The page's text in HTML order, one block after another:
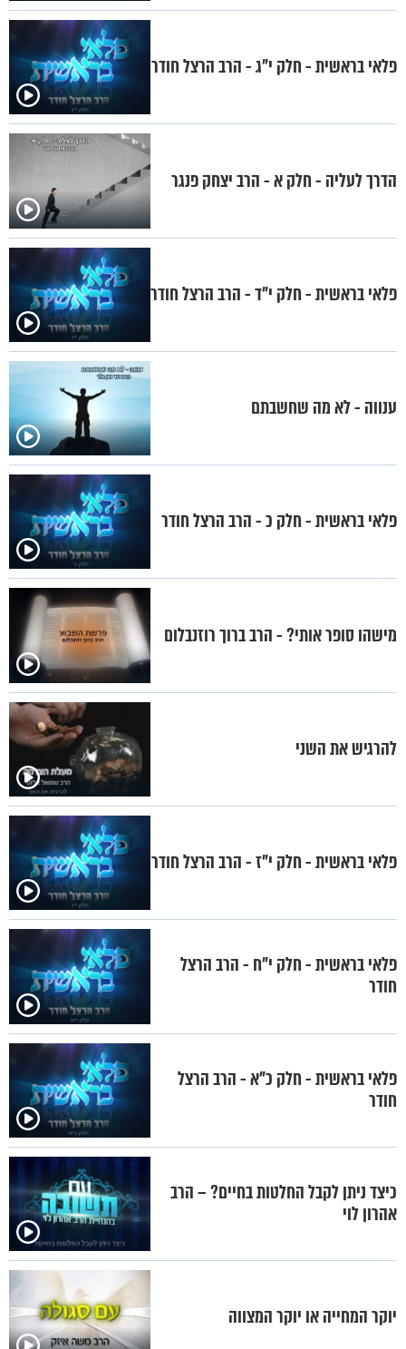
פלאי בראשית - חלק י"ג - הרב הרצל חודר
הדרך לעליה - חלק א - הרב יצחק פנגר
פלאי בראשית - חלק י"ד - הרב הרצל חודר
ענווה - לא מה שחשבתם
פלאי בראשית - חלק כ - הרב הרצל חודר
מישהו סופר אותי? - הרב ברוך רוזנבלום
להרגיש את השני
פלאי בראשית - חלק י"ז - הרב הרצל חודר
פלאי בראשית - חלק י"ח - הרב הרצל
חודר
פלאי בראשית - חלק כ"א - הרב הרצל
חודר
כיצד ניתן לקבל החלטות בחיים? – הרב
אהרון לוי
יוקר המחייה או יוקר המצווה